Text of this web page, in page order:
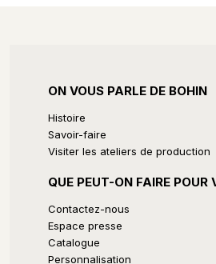
31 Rue Robert Surcouf
Diffus'Laine Tissus
33170, Gradignan
ON VOUS PARLE DE BOHIN
Histoire
Savoir-faire
Visiter les ateliers de production
QUE PEUT-ON FAIRE POUR
Contactez-nous
Espace presse
Catalogue
Personnalisation